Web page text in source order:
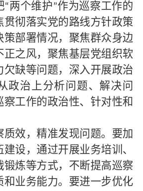
“两个维护”作为巡察工作的
贯彻落实党的路线方针政策
策部署情况，聚焦群众身边
正之风，聚焦基层党组织软
欠缺等问题，深入开展政治
政治上分析问题、解决问
察工作的政治性、针对性和
效，精准发现问题。要加
设，通过开展业务培训、
锻炼等方式，不断提高巡察
和业务能力。要进一步优化